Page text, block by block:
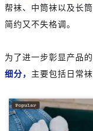
帮袜、中筒袜以及长
简约又不失格调。
为了进一步彰显产品的
细分， 主要包括日常